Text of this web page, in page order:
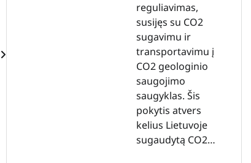
reguliavimas,
susijęs su CO2
sugavimu ir
transportavimu į
CO2 geologinio
saugojimo
saugyklas. Šis
pokytis atvers
kelius Lietuvoje
sugaudytą CO2…